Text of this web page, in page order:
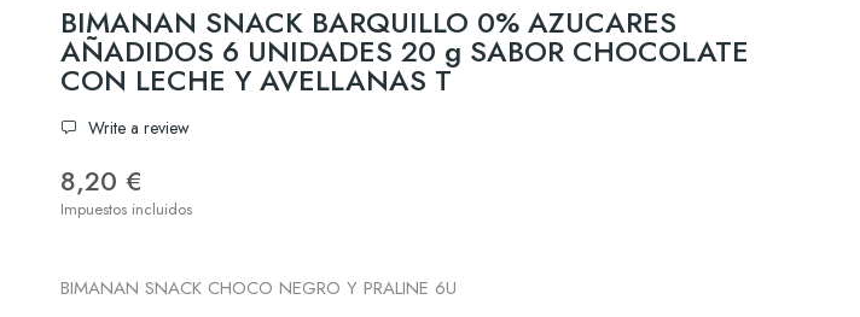
BIMANAN SNACK BARQUILLO 0% AZUCARES
AÑADIDOS 6 UNIDADES 20 g SABOR CHOCOLATE
CON LECHE Y AVELLANAS T
Write a review
8,20 €
Impuestos incluidos
BIMANAN SNACK CHOCO NEGRO Y PRALINE 6U